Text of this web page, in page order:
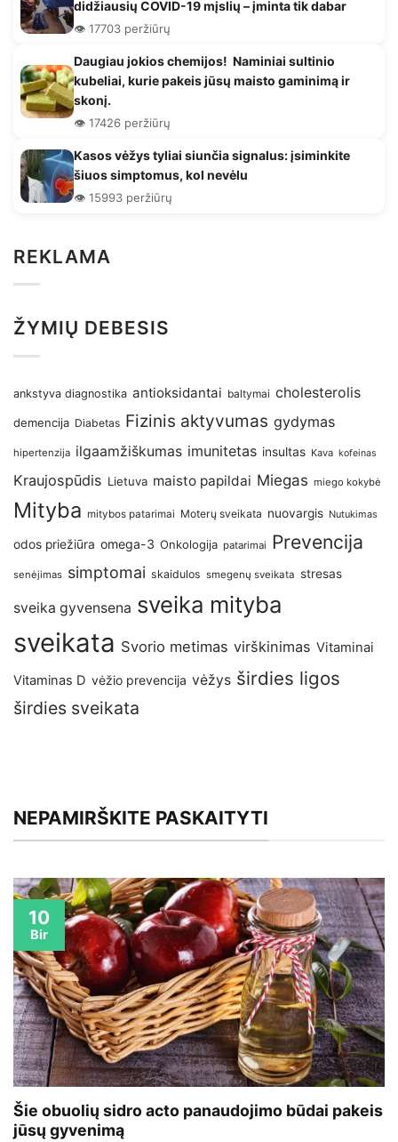
didžiausių COVID-19 mįslių – įminta tik dabar
👁️ 17703 peržiūrų
Daugiau jokios chemijos! Naminiai sultinio
kubeliai, kurie pakeis jūsų maisto gaminimą ir
skonį.
👁️ 17426 peržiūrų
Kasos vėžys tyliai siunčia signalus: įsiminkite
šiuos simptomus, kol nevėlu
👁️ 15993 peržiūrų
REKLAMA
ŽYMIŲ DEBESIS
ankstyva diagnostika antioksidantai baltymai cholesterolis
demencija Diabetas Fizinis aktyvumas gydymas
hipertenzija ilgaamžiškumas imunitetas insultas Kava kofeinas
Kraujospūdis Lietuva maisto papildai Miegas miego kokybė
Mityba mitybos patarimai Moterų sveikata nuovargis Nutukimas
odos priežiūra omega-3 Onkologija patarimai Prevencija
senėjimas simptomai skaidulos smegenų sveikata stresas
sveika gyvensena sveika mityba
sveikata Svorio metimas virškinimas Vitaminai
Vitaminas D vėžio prevencija vėžys širdies ligos
širdies sveikata
NEPAMIRŠKITE PASKAITYTI
Šie obuolių sidro acto panaudojimo būdai pakeis
jūsų gyvenimą
10
Bir